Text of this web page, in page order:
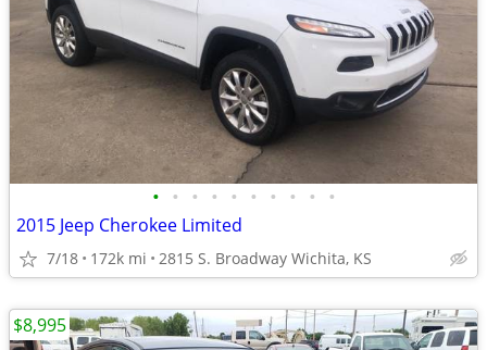
• • • • • • • • • •
2015 Jeep Cherokee Limited
7/18 172k mi 2815 S. Broadway Wichita, KS
$8,995